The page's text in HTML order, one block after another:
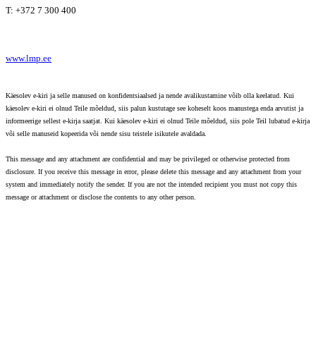
T: +372 7 300 400
www.lmp.ee
Käesolev e-kiri ja selle manused on konfidentsiaalsed ja nende avalikustamine võib olla keelatud. Kui
käesolev e-kiri ei olnud Teile mõeldud, siis palun kustutage see koheselt koos manustega enda arvutist ja
informeerige sellest e-kirja saatjat. Kui käesolev e-kiri ei olnud Teile mõeldud, siis pole Teil lubatud e-kirja
või selle manuseid kopeerida või nende sisu teistele isikutele avaldada.
This message and any attachment are confidential and may be privileged or otherwise protected from
disclosure. If you receive this message in error, please delete this message and any attachment from your
system and immediately notify the sender. If you are not the intended recipient you must not copy this
message or attachment or disclose the contents to any other person.